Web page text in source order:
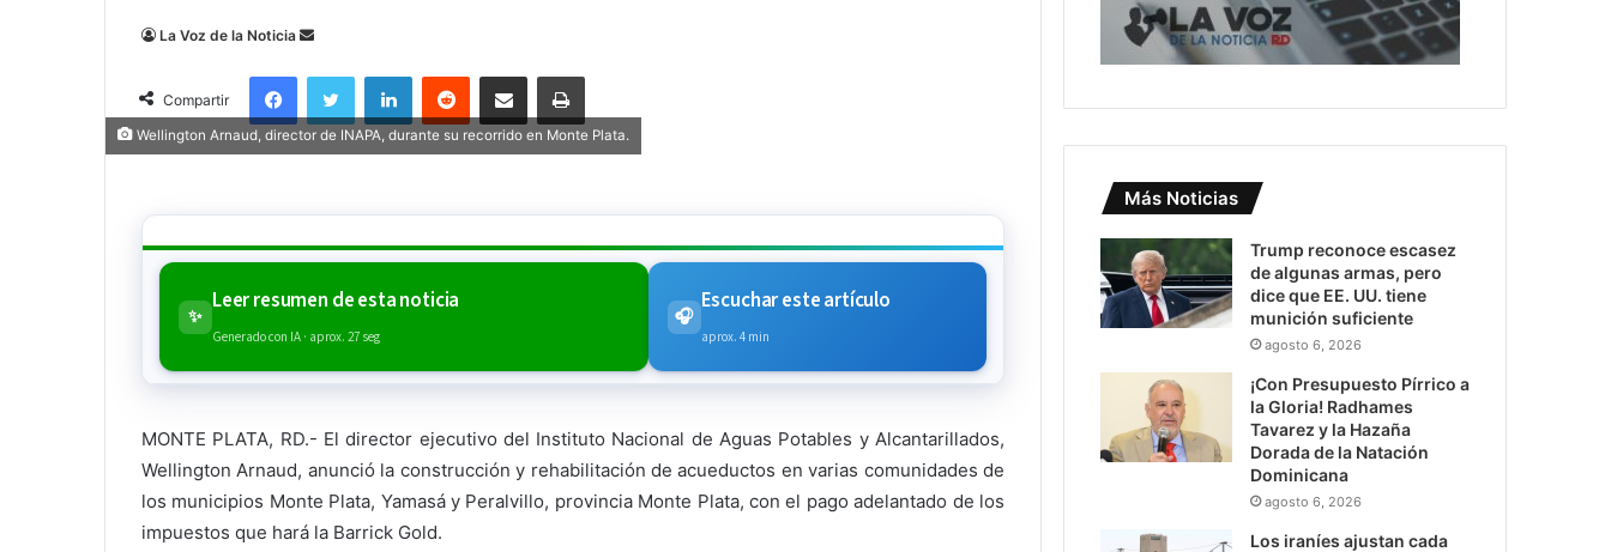
La Voz de la Noticia
Send
email
Compartir
FacebookTwitter LinkedInReddit Compartir via Email Imprimi
Wellington Arnaud, director de INAPA, durante su recorrido en Monte Plata.
✨
Leer resumen de esta noticia
Generado con IA · aprox. 27 seg
🎧
Escuchar este artículo
aprox. 4 min
MONTE PLATA, RD.- El director ejecutivo del Instituto Nacional de Aguas Potables y Alcantarillados,
Wellington Arnaud, anunció la construcción y rehabilitación de acueductos en varias comunidades de
los municipios Monte Plata, Yamasá y Peralvillo, provincia Monte Plata, con el pago adelantado de los
impuestos que hará la Barrick Gold.
Más Noticias
Trump reconoce escasez
de algunas armas, pero
dice que EE. UU. tiene
munición suficiente
agosto 6, 2026
¡Con Presupuesto Pírrico a
la Gloria! Radhames
Tavarez y la Hazaña
Dorada de la Natación
Dominicana
agosto 6, 2026
Los iraníes ajustan cada